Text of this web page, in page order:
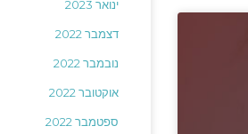
ינואר 2023
דצמבר 2022
נובמבר 2022
אוקטובר 2022
ספטמבר 2022